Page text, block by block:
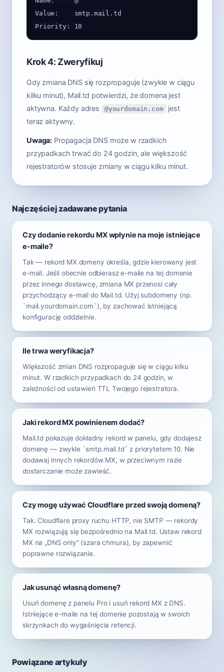
Value:    smtp.mail.td
Krok 4: Zweryfikuj
Gdy zmiana DNS się rozpropaguje (zwykle w ciągu
kilku minut), Mail.td potwierdzi, że domena jest
aktywna. Każdy adres
@yourdomain.com
jest
teraz aktywny.
Uwaga: Propagacja DNS może w rzadkich
przypadkach trwać do 24 godzin, ale większość
rejestratorów stosuje zmiany w ciągu kilku minut.
Najczęściej zadawane pytania
Czy dodanie rekordu MX wpłynie na moje istniejące
e-maile?
Tak — rekord MX domeny określa, gdzie kierowany jest
e-mail. Jeśli obecnie odbierasz e-maile na tej domenie
przez innego dostawcę, zmiana MX przenosi cały
przychodzący e-mail do Mail.td. Użyj subdomeny (np.
`mail.yourdomain.com`), by zachować istniejącą
konfigurację oddzielnie.
Ile trwa weryfikacja?
Większość zmian DNS rozpropaguje się w ciągu kilku
minut. W rzadkich przypadkach do 24 godzin, w
zależności od ustawień TTL Twojego rejestratora.
Jaki rekord MX powinienem dodać?
Mail.td pokazuje dokładny rekord w panelu, gdy dodajesz
domenę — zwykle `smtp.mail.td` z priorytetem 10. Nie
dodawaj innych rekordów MX, w przeciwnym razie
dostarczanie może zawieść.
Czy mogę używać Cloudflare przed swoją domeną?
Tak. Cloudflare proxy ruchu HTTP, nie SMTP — rekordy
MX rozwiązują się bezpośrednio na Mail.td. Ustaw rekord
MX na „DNS only" (szara chmura), by zapewnić
poprawne rozwiązanie.
Jak usunąć własną domenę?
Usuń domenę z panelu Pro i usuń rekord MX z DNS.
Istniejące e-maile na tej domenie pozostają w swoich
skrzynkach do wygaśnięcia retencji.
Powiązane artykuły